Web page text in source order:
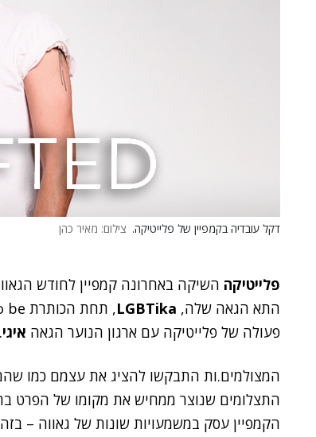
דקל עובדיה בקמפיין של פלייטיקה. צילום: מאיר כהן
פלייטיקה השיקה באחרונה קמפיין לחודש
התא הגאה שלה, LGBTika
פעולה של פלייטיקה עם ארגון הנוער הגאה איגי.
המצולמים.ות התבקשו להציג את עצמם כמו
התצלומים שנוצר ממחיש את מקומו של הפרט
הקמפיין עסק במשמעויות שונות של גאווה –